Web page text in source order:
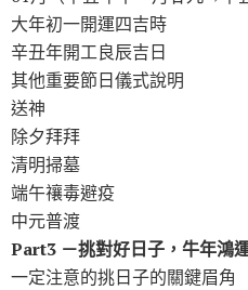
大年初一開運四吉時
辛丑年開工良辰吉日
其他重要節日儀式說明
送神
除夕拜拜
清明掃墓
端午禳毒避疫
中元普渡
Part3 －挑對好日子，牛年鴻
一定注意的挑日子的關鍵眉角